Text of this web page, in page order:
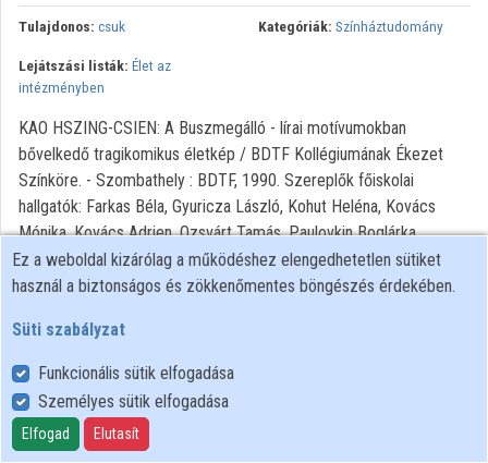
Közreműködők
Tulajdonos: csuk Kategóriák: Színháztudomány
Lejátszási listák: Élet az
intézményben
KAO HSZING-CSIEN: A Buszmegálló - lírai motívumokban
bővelkedő tragikomikus életkép / BDTF Kollégiumának Ékezet
Színköre. - Szombathely : BDTF, 1990. Szereplők főiskolai
hallgatók: Farkas Béla, Gyuricza László, Kohut Heléna, Kovács
Mónika, Kovács Adrien, Ozsvárt Tamás, Paulovkin Boglárka,
Szekeres Csaba, Varga Krisztina és Ványi László. Rendező: Török
Gábor
Felhasználói szabályzat
Adatkezelési tájékoztató
Süti szabályzat
Ez a weboldal kizárólag a működéshez elengedhetetlen sütiket
használ a biztonságos és zökkenőmentes böngészés érdekében.
Süti szabályzat
Funkcionális sütik elfogadása
Személyes sütik elfogadása
Elfogad Elutasít